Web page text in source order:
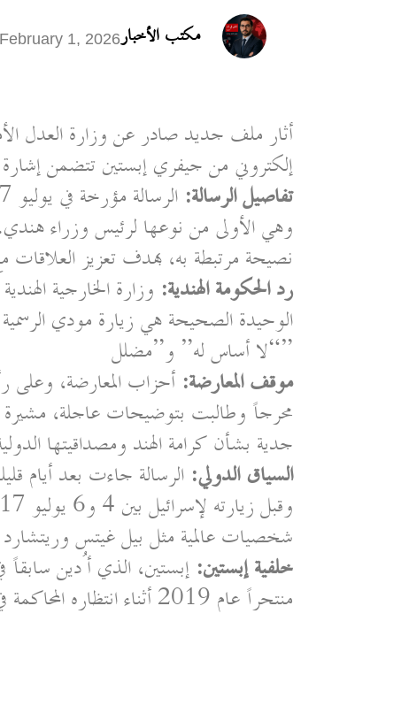
مكتب الأخبارFebruary 1, 2026
أثار ملف جديد صادر عن وزارة العدل
إلكتروني من جيفري إبستين تتضمن إشارة
تفاصيل الرسالة:
وهي الأولى من نوعها لرئيس وزراء
نصيحة مرتبطة به، بهدف تعزيز العلاقات
رد الحكومة الهندية: وزارة الخارجية
الوحيدة الصحيحة هي زيارة مودي
“لا أساس له” و”مضلل”
موقف المعارضة: أحزاب المعارضة، وعلى
محرجاً وطالبت بتوضيحات عاجلة، مشيرة
جدية بشأن كرامة الهند ومصداقيتها
السياق الدولي: الرسالة جاءت بعد أيام
شخصيات عالمية مثل بيل غيتس
خلفية إبستين:
منتحراً عام 2019 أثناء انتظاره المحاكمة في قضايا اتجار بالبشر